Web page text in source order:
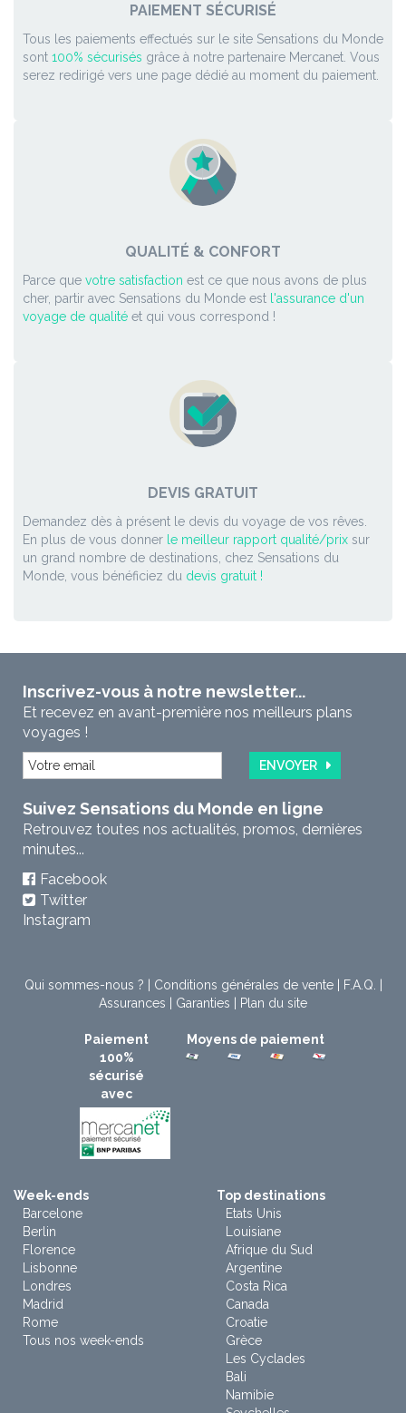
PAIEMENT SÉCURISÉ
Tous les paiements effectués sur le site Sensations du Monde
sont 100% sécurisés grâce à notre partenaire Mercanet. Vous
serez redirigé vers une page dédié au moment du paiement.
QUALITÉ & CONFORT
Parce que votre satisfaction est ce que nous avons de plus
cher, partir avec Sensations du Monde est l'assurance d'un
voyage de qualité et qui vous correspond !
DEVIS GRATUIT
Demandez dès à présent le devis du voyage de vos rêves.
En plus de vous donner le meilleur rapport qualité/prix sur
un grand nombre de destinations, chez Sensations du
Monde, vous bénéficiez du devis gratuit !
Inscrivez-vous à notre newsletter...
Et recevez en avant-première nos meilleurs plans
voyages !
ENVOYER
Suivez Sensations du Monde en ligne
Retrouvez toutes nos actualités, promos, dernières
minutes...
Facebook
Twitter
Instagram
Qui sommes-nous ? Conditions générales de vente| F.A.Q.
Assurances
Garanties Plan du site
Paiement
100%
sécurisé
avec
Moyens de paiement
Week-ends
Barcelone
Berlin
Florence
Lisbonne
Londres
Madrid
Rome
Tous nos week-ends
Top destinations
Etats Unis
Louisiane
Afrique du Sud
Argentine
Costa Rica
Canada
Croatie
Grèce
Les Cyclades
Bali
Namibie